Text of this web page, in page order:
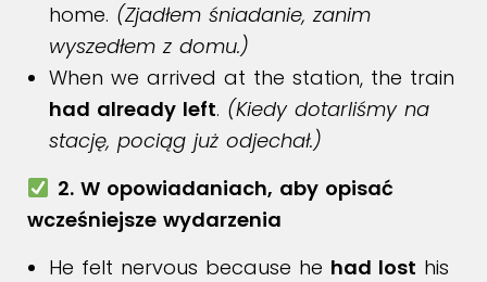
home. (Zjadłem śniadanie, zanim
wyszedłem z domu.)
When we arrived at the station, the train
had already left. (Kiedy dotarliśmy na
stację, pociąg już odjechał.)
2. W opowiadaniach, aby opisać
wcześniejsze wydarzenia
He felt nervous because he had lost his